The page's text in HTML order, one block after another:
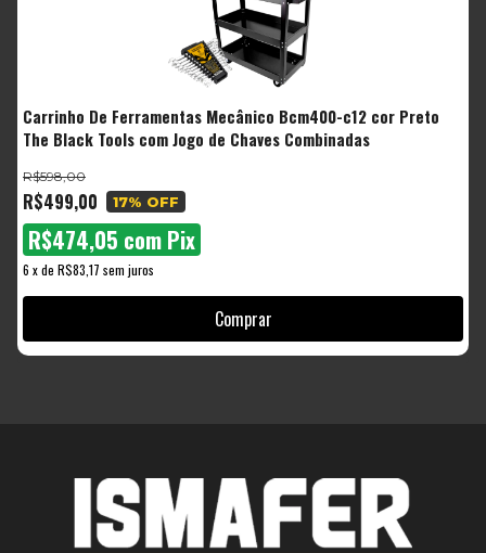
Carrinho De Ferramentas Mecânico Bcm400-c12 cor Preto
The Black Tools com Jogo de Chaves Combinadas
R$499,00
R$598,00
17% OFF
6 xde R$83,17 sem juros
R$474,05 com Pix